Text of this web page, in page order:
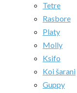
Tetre
Rasbore
Platy
Molly
Ksifo
Koi šarani
Guppy